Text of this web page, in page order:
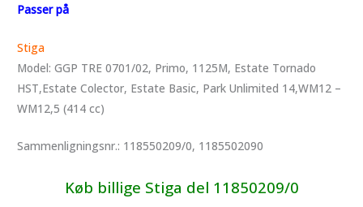
Passer på
Stiga
Model: GGP TRE 0701/02, Primo, 1125M, Estate Tornado
HST,Estate Colector, Estate Basic, Park Unlimited 14,WM12 –
WM12,5 (414 cc)
Sammenligningsnr.: 118550209/0, 1185502090
Køb billige Stiga del 11850209/0